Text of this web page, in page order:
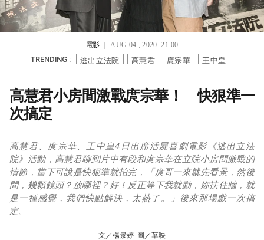
電影｜ AUG 04 , 2020 21:00
TRENDING : 逃出立法院 高慧君 庹宗華 王中皇
高慧君小房間激戰庹宗華！ 快狠準一
次搞定
高慧君、庹宗華、王中皇4日出席活屍喜劇電影《逃出立法
院》活動，高慧君聊到片中有段和庹宗華在立院小房間激戰的
情節，當下可說是快狠準就拍完，「庹哥一來就先看景，然後
問，幾顆鏡頭？放哪裡？好！反正等下我就動，妳扶住牆，就
是一種感覺，我們快點解決，太熱了。」後來那場戲一次搞
定。
文／楊景婷 圖／華映